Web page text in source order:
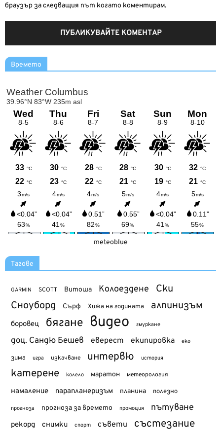
браузър за следващия път когато коментирам.
Времето
meteoblue
Тагове
GARMIN SCOTT Витоша Колоездене Ски
Сноуборд Сърф Хижа на годината алпинизъм
боровец бягане видео гмуркане
доц. Сандю Бешев еверест екипировка еко
зима игра изкачване интервю история
катерене колело маратон метеорология
намаление парапланеризъм планина полезно
прогноза прогноза за времето промоция пътуване
рекорд снимки спорт съвети състезание